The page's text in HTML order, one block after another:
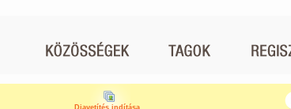
Diavetítés indítása